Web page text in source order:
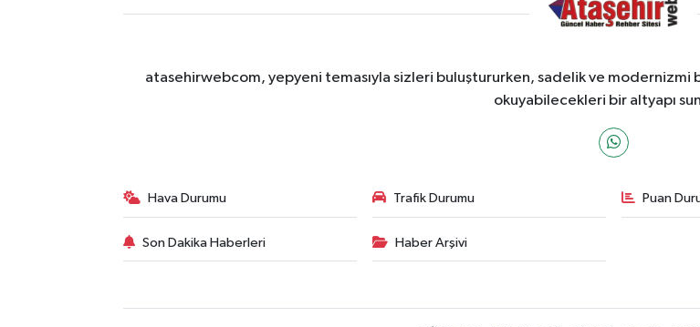
atasehirwebcom, yepyeni temasıyla sizleri buluştururken, sadelik ve modernizmi
okuyabilecekleri bir altyapı
Hava Durumu Trafik Durumu Puan
Son Dakika Haberleri Haber Arşivi